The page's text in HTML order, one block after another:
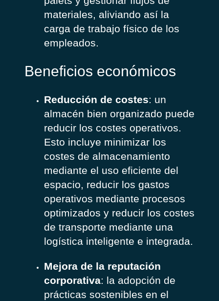
materiales, aliviando así la
carga de trabajo físico de los
empleados.
Beneficios económicos
Reducción de costes: un
almacén bien organizado puede
reducir los costes operativos.
Esto incluye minimizar los
costes de almacenamiento
mediante el uso eficiente del
espacio, reducir los gastos
operativos mediante procesos
optimizados y reducir los costes
de transporte mediante una
logística inteligente e integrada.
Mejora de la reputación
corporativa: la adopción de
prácticas sostenibles en el